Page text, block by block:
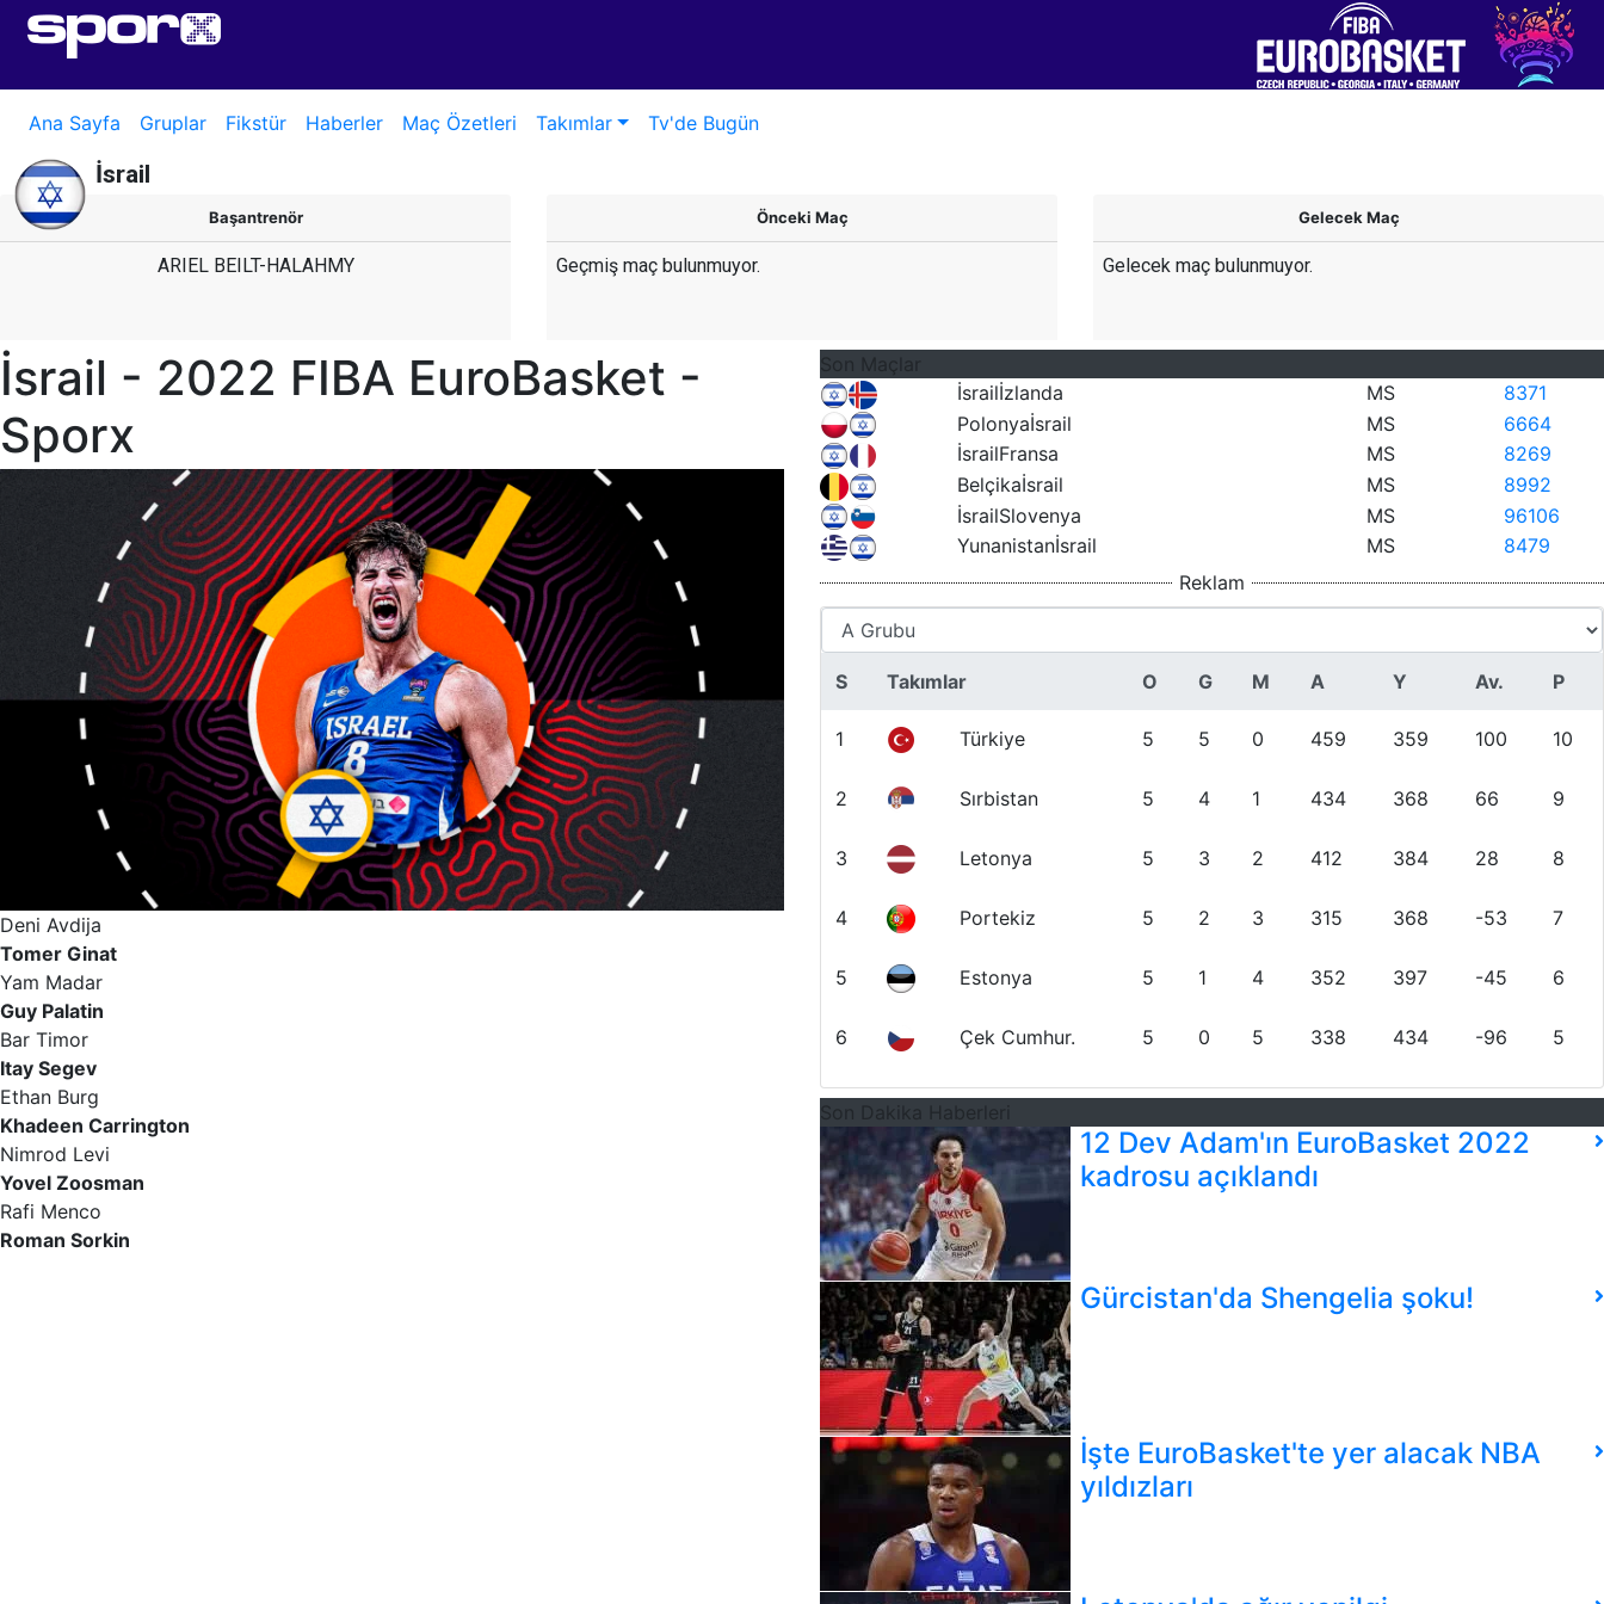
Ana Sayfa Gruplar Fikstür Haberler Maç Özetleri Takımlar Tv'de Bugün
İsrail
Başantrenör
ARIEL BEILT-HALAHMY
Önceki Maç
Geçmiş maç bulunmuyor.
Gelecek Maç
Gelecek maç bulunmuyor.
İsrail - 2022 FIBA EuroBasket -
Sporx
Deni Avdija
Tomer Ginat
Yam Madar
Guy Palatin
Bar Timor
Itay Segev
Ethan Burg
Khadeen Carrington
Nimrod Levi
Yovel Zoosman
Rafi Menco
Roman Sorkin
Son Maçlar
İsrailİzlanda MS 8371
Polonyaİsrail MS 6664
İsrailFransa MS 8269
Belçikaİsrail MS 8992
İsrailSlovenya MS 96106
Yunanistanİsrail MS 8479
Reklam
S Takımlar O G M A Y Av. P
1 Türkiye 5 5 0 459 359 100 10
2 Sırbistan 5 4 1 434 368 66 9
3 Letonya 5 3 2 412 384 28 8
4 Portekiz 5 2 3 315 368 -53 7
5 Estonya 5 1 4 352 397 -45 6
6 Çek Cumhur. 5 0 5 338 434 -96 5
Son Dakika Haberleri
12 Dev Adam'ın EuroBasket 2022
kadrosu açıklandı
Gürcistan'da Shengelia şoku!
İşte EuroBasket'te yer alacak NBA
yıldızları